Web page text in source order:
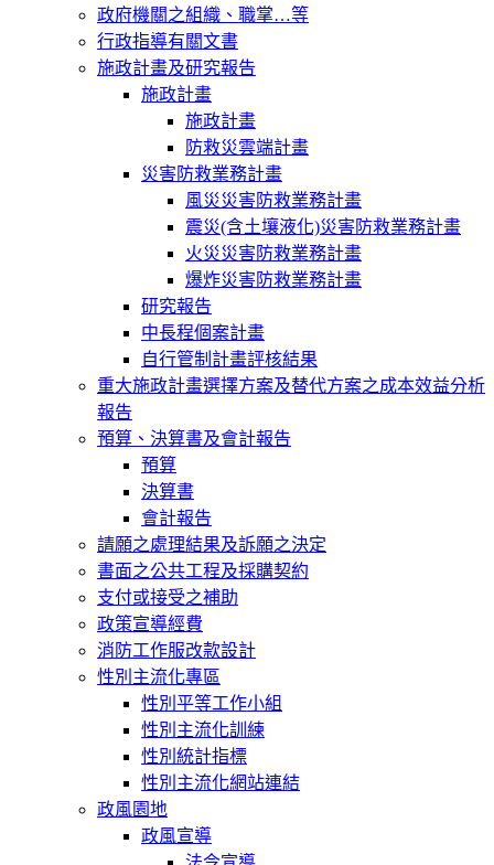
政府機關之組織、職掌…等
行政指導有關文書
施政計畫及研究報告
施政計畫
施政計畫
防救災雲端計畫
災害防救業務計畫
風災災害防救業務計畫
震災(含土壤液化)災害防救業務計畫
火災災害防救業務計畫
爆炸災害防救業務計畫
研究報告
中長程個案計畫
自行管制計畫評核結果
重大施政計畫選擇方案及替代方案之成本效益分析
報告
預算、決算書及會計報告
預算
決算書
會計報告
請願之處理結果及訴願之決定
書面之公共工程及採購契約
支付或接受之補助
政策宣導經費
消防工作服改款設計
性別主流化專區
性別平等工作小組
性別主流化訓練
性別統計指標
性別主流化網站連結
政風園地
政風宣導